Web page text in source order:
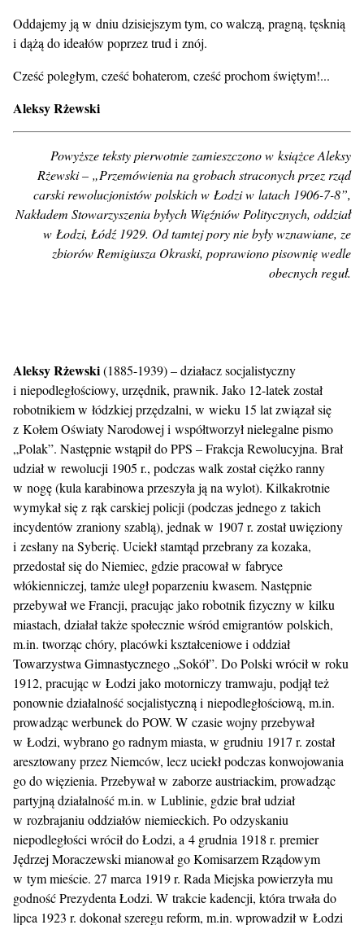
Oddajemy ją w dniu dzisiejszym tym, co walczą, pragną, tęsknią
i dążą do ideałów poprzez trud i znój.
Cześć poległym, cześć bohaterom, cześć prochom świętym!...
Aleksy Rżewski
Powyższe teksty pierwotnie zamieszczono w książce Aleksy
Rżewski – „Przemówienia na grobach straconych przez rząd
carski rewolucjonistów polskich w Łodzi w latach 1906-7-8”,
Nakładem Stowarzyszenia byłych Więźniów Politycznych, oddział
w Łodzi, Łódź 1929. Od tamtej pory nie były wznawiane, ze
zbiorów Remigiusza Okraski, poprawiono pisownię wedle
obecnych reguł.
Aleksy Rżewski(1885-1939) – działacz socjalistyczny
i niepodległościowy, urzędnik, prawnik. Jako 12-latek został
robotnikiem w łódzkiej przędzalni, w wieku 15 lat związał się
z Kołem Oświaty Narodowej i współtworzył nielegalne pismo
„Polak”. Następnie wstąpił do PPS – Frakcja Rewolucyjna. Brał
udział w rewolucji 1905 r., podczas walk został ciężko ranny
w nogę (kula karabinowa przeszyła ją na wylot). Kilkakrotnie
wymykał się z rąk carskiej policji (podczas jednego z takich
incydentów zraniony szablą), jednak w 1907 r. został uwięziony
i zesłany na Syberię. Uciekł stamtąd przebrany za kozaka,
przedostał się do Niemiec, gdzie pracował w fabryce
włókienniczej, tamże uległ poparzeniu kwasem. Następnie
przebywał we Francji, pracując jako robotnik fizyczny w kilku
miastach, działał także społecznie wśród emigrantów polskich,
m.in. tworząc chóry, placówki kształceniowe i oddział
Towarzystwa Gimnastycznego „Sokół”. Do Polski wrócił w roku
1912, pracując w Łodzi jako motorniczy tramwaju, podjął też
ponownie działalność socjalistyczną i niepodległościową, m.in.
prowadząc werbunek do POW. W czasie wojny przebywał
w Łodzi, wybrano go radnym miasta, w grudniu 1917 r. został
aresztowany przez Niemców, lecz uciekł podczas konwojowania
go do więzienia. Przebywał w zaborze austriackim, prowadząc
partyjną działalność m.in. w Lublinie, gdzie brał udział
w rozbrajaniu oddziałów niemieckich. Po odzyskaniu
niepodległości wrócił do Łodzi, a 4 grudnia 1918 r. premier
Jędrzej Moraczewski mianował go Komisarzem Rządowym
w tym mieście. 27 marca 1919 r. Rada Miejska powierzyła mu
godność Prezydenta Łodzi. W trakcie kadencji, która trwała do
lipca 1923 r. dokonał szeregu reform, m.in. wprowadził w Łodzi